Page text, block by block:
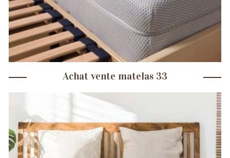
Achat vente matelas 33